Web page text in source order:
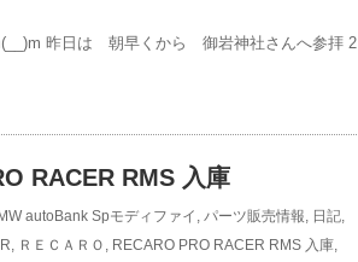
昨日は 朝早くから 御岩神社さんへ参拝 2
RACER RMS 入庫
autoBank Spモディファイ パーツ販売情報 日記
ＲＥＣＡＲＯ RECARO PRO RACER RMS 入庫